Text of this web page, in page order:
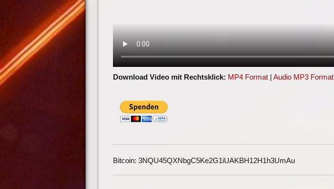
Download Video mit Rechtsklick: MP4 Format| Audio MP3 Format
Bitcoin: 3NQU45QXNbgC5Ke2G1iUAKBH12H1h3UmAu